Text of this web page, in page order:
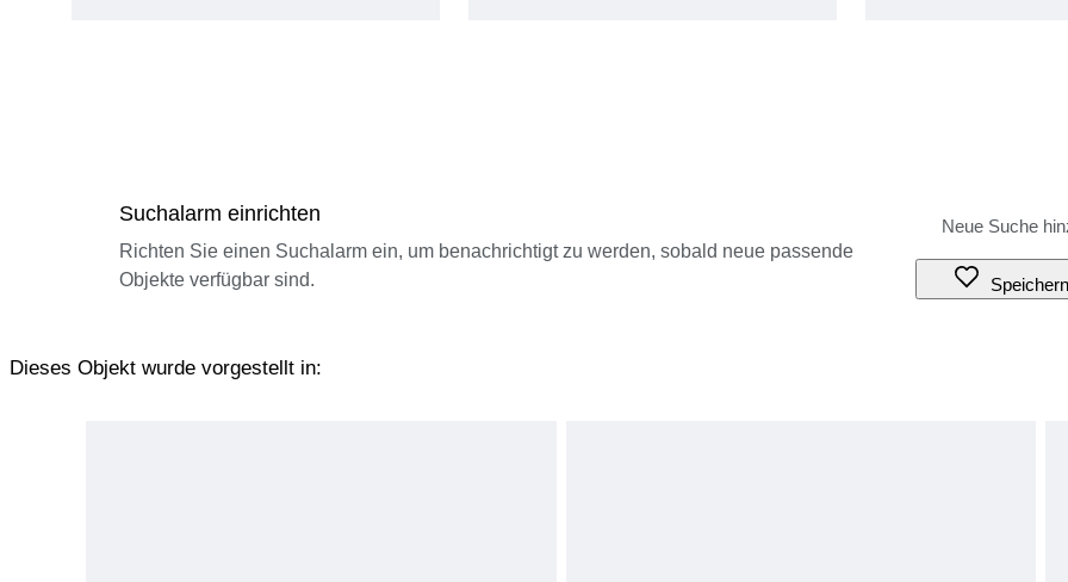
Suchalarm einrichten
Richten Sie einen Suchalarm ein, um benachrichtigt zu werden, sobald neue passende
Objekte verfügbar sind.
Speichern
Dieses Objekt wurde vorgestellt in: